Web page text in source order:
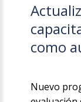
como
Nuevo